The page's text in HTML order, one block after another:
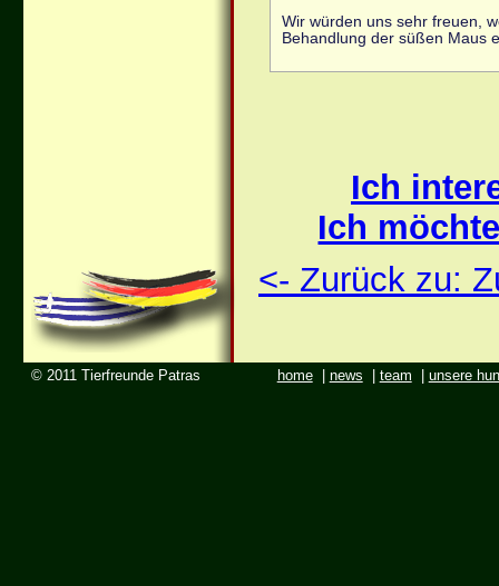
Wir würden uns sehr freuen,
Behandlung der süßen Maus
Ich
Ich
<- Zurück zu:
© 2011 Tierfreunde Patras home| news team unsere